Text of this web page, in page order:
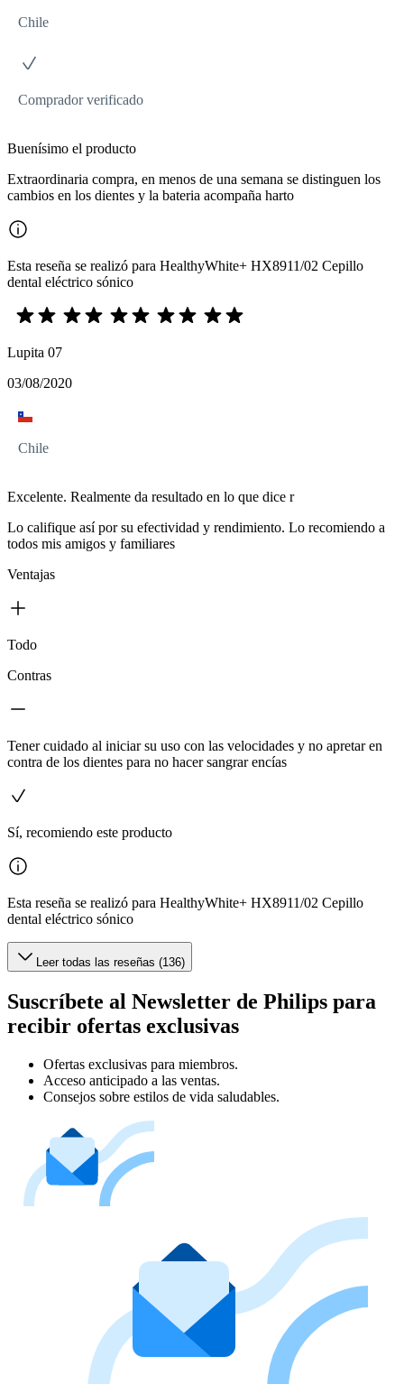
Chile
Comprador verificado
Buenísimo el producto
Extraordinaria compra, en menos de una semana se distinguen los
cambios en los dientes y la bateria acompaña harto
Esta reseña se realizó para HealthyWhite+ HX8911/02 Cepillo
dental eléctrico sónico
Lupita 07
03/08/2020
Chile
Excelente. Realmente da resultado en lo que dice r
Lo califique así por su efectividad y rendimiento. Lo recomiendo a
todos mis amigos y familiares
Ventajas
Todo
Contras
Tener cuidado al iniciar su uso con las velocidades y no apretar en
contra de los dientes para no hacer sangrar encías
Sí, recomiendo este producto
Esta reseña se realizó para HealthyWhite+ HX8911/02 Cepillo
dental eléctrico sónico
Leer todas las reseñas (136)
Suscríbete al Newsletter de Philips para
recibir ofertas exclusivas
Ofertas exclusivas para miembros.
Acceso anticipado a las ventas.
Consejos sobre estilos de vida saludables.